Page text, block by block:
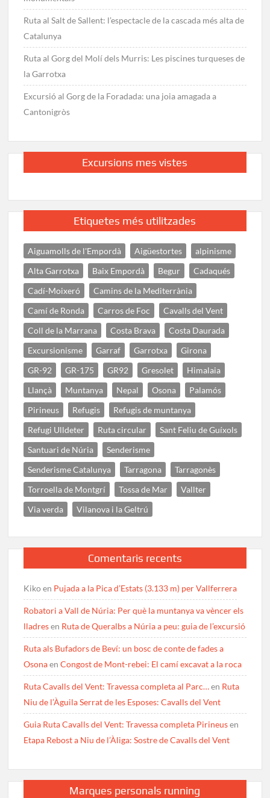
Ruta al Salt de Sallent: l’espectacle de la cascada més alta de
Catalunya
Ruta al Gorg del Molí dels Murris: Les piscines turqueses de
la Garrotxa
Excursió al Gorg de la Foradada: una joia amagada a
Cantonigròs
Excursions mes vistes
Etiquetes més utilitzades
Aiguamolls de l'Empordà Aigüestortes
alpinisme
Alta Garrotxa
Baix Empordà Begur
Cadaqués
Cadí-Moixeró
Camins de la Mediterrània
Camí de Ronda
Carros de Foc
Cavalls del Vent
Coll de la Marrana
Costa Brava
Costa Daurada
Excursionisme
Garraf Garrotxa
Girona
GR-92
GR-175 GR92 Gresolet
Himalaia
Llançà
Muntanya Nepal Osona
Palamós
Pirineus
Refugis
Refugis de muntanya
Refugi Ulldeter
Ruta circular
Sant Feliu de Guíxols
Santuari de Núria
Senderisme
Senderisme Catalunya
Tarragona
Tarragonès
Torroella de Montgrí
Tossa de Mar
Vallter
Via verda
Vilanova i la Geltrú
Comentaris recents
Kikoen Pujada a la Pica d’Estats (3.133 m) per Vallferrera
Robatori a Vall de Núria: Per què la muntanya va vèncer els
lladresen Ruta de Queralbs a Núria a peu: guia de l’excursió
Ruta als Bufadors de Beví: un bosc de conte de fades a
OsonaenCongost de Mont-rebei: El camí excavat a la roca
Ruta Cavalls del Vent: Travessa completa al Parc…en Ruta
Niu de l’Àguila Serrat de les Esposes: Cavalls del Vent
Guia Ruta Cavalls del Vent: Travessa completa Pirineusen
Etapa Rebost a Niu de l’Àliga: Sostre de Cavalls del Vent
Marques personals running